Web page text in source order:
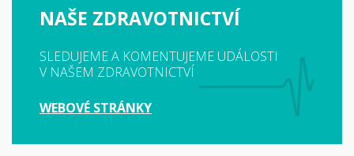
NAŠE ZDRAVOTNICTVÍ
SLEDUJEME A KOMENTUJEME UDÁLOSTI
V NAŠEM ZDRAVOTNICTVÍ
WEBOVÉ STRÁNKY